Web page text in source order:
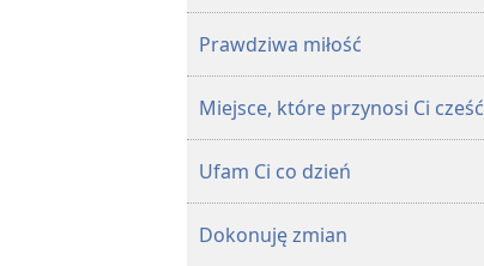
Prawdziwa miłość
Miejsce, które przynosi Ci cześć
Ufam Ci co dzień
Dokonuję zmian